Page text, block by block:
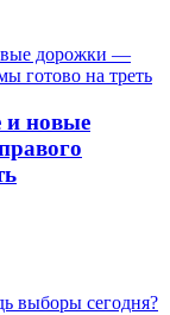
и новые
выборы сегодня?